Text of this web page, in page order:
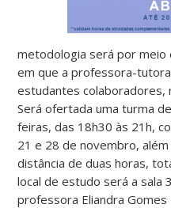
metodologia será por
em que a professora-
estudantes colaboradores,
Será ofertada uma turma
feiras, das 18h30 às 21h,
21 e 28 de novembro,
distância de duas horas,
local de estudo será a sala
professora Eliandra Gomes